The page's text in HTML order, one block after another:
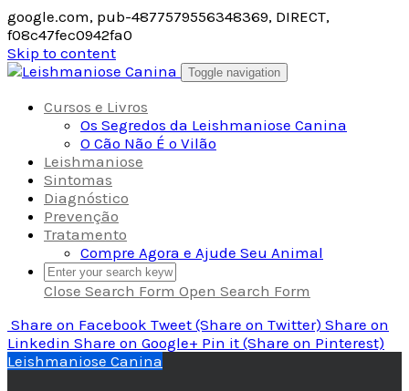
google.com, pub-4877579556348369, DIRECT,
f08c47fec0942fa0
Skip to content
Toggle navigation
Cursos e Livros
Os Segredos da Leishmaniose Canina
O Cão Não É o Vilão
Leishmaniose
Sintomas
Diagnóstico
Prevenção
Tratamento
Compre Agora e Ajude Seu Animal
Close Search Form Open Search Form
Share on Facebook Tweet (Share on Twitter) Share on
Linkedin Share on Google+ Pin it (Share on Pinterest)
Leishmaniose Canina